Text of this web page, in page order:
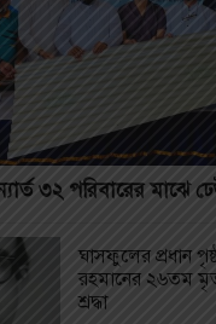
৩২ পরিবারের মাঝে
ঘাসফুলের প্রধান
রহমানের ২৬তম
শ্রদ্ধা